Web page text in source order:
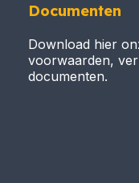
Documenten
Download hier
voorwaarden,
documenten.